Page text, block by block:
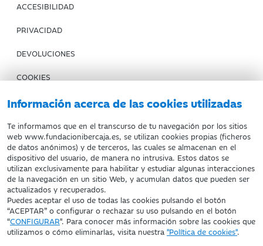
Información acerca de las cookies utilizadas
Te informamos que en el transcurso de tu navegación por los sitios
web www.fundacionibercaja.es, se utilizan cookies propias (ficheros
de datos anónimos) y de terceros, las cuales se almacenan en el
dispositivo del usuario, de manera no intrusiva. Estos datos se
utilizan exclusivamente para habilitar y estudiar algunas interacciones
de la navegación en un sitio Web, y acumulan datos que pueden ser
actualizados y recuperados.
Puedes aceptar el uso de todas las cookies pulsando el botón
“ACEPTAR” o configurar o rechazar su uso pulsando en el botón
“CONFIGURAR". Para conocer más información sobre las cookies que
utilizamos o cómo eliminarlas, visita nuestra "Política de cookies".
ACCESIBILIDAD
PRIVACIDAD
DEVOLUCIONES
COOKIES
CONDICIONES DE COMPRA
IBERCAJA BANCO
Fundación Bancaria Ibercaja. C.I.F. G-50000652.
Inscrita en el Registro de Fundaciones del Mº de Educación,
Cultura y Deporte con el nº 1689.
Domicilio social: Joaquín Costa, 13. 50001 Zaragoza.